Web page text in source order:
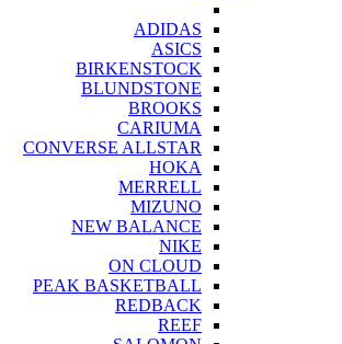
ADIDAS
ASICS
BIRKENSTOCK
BLUNDSTONE
BROOKS
CARIUMA
CONVERSE ALLSTAR
HOKA
MERRELL
MIZUNO
NEW BALANCE
NIKE
ON CLOUD
PEAK BASKETBALL
REDBACK
REEF